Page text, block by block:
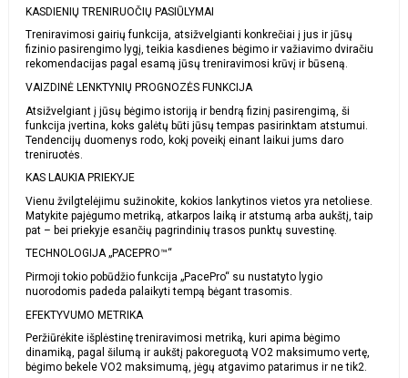
KASDIENIŲ TRENIRUOČIŲ PASIŪLYMAI
Treniravimosi gairių funkcija, atsižvelgianti konkrečiai į jus ir jūsų
fizinio pasirengimo lygį, teikia kasdienes bėgimo ir važiavimo dviračiu
rekomendacijas pagal esamą jūsų treniravimosi krūvį ir būseną.
VAIZDINĖ LENKTYNIŲ PROGNOZĖS FUNKCIJA
Atsižvelgiant į jūsų bėgimo istoriją ir bendrą fizinį pasirengimą, ši
funkcija įvertina, koks galėtų būti jūsų tempas pasirinktam atstumui.
Tendencijų duomenys rodo, kokį poveikį einant laikui jums daro
treniruotės.
KAS LAUKIA PRIEKYJE
Vienu žvilgtelėjimu sužinokite, kokios lankytinos vietos yra netoliese.
Matykite pajėgumo metriką, atkarpos laiką ir atstumą arba aukštį, taip
pat – bei priekyje esančių pagrindinių trasos punktų suvestinę.
TECHNOLOGIJA „PACEPRO™“
Pirmoji tokio pobūdžio funkcija „PacePro“ su nustatyto lygio
nuorodomis padeda palaikyti tempą bėgant trasomis.
EFEKTYVUMO METRIKA
Peržiūrėkite išplėstinę treniravimosi metriką, kuri apima bėgimo
dinamiką, pagal šilumą ir aukštį pakoreguotą VO2 maksimumo vertę,
bėgimo bekele VO2 maksimumą, jėgų atgavimo patarimus ir ne tik2.